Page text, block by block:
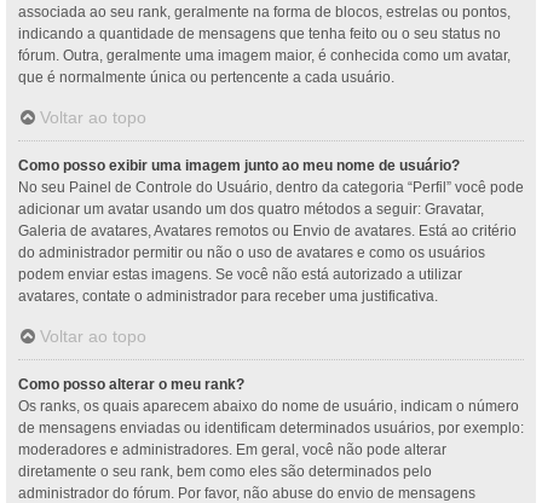
associada ao seu rank, geralmente na forma de blocos, estrelas ou pontos,
indicando a quantidade de mensagens que tenha feito ou o seu status no
fórum. Outra, geralmente uma imagem maior, é conhecida como um avatar,
que é normalmente única ou pertencente a cada usuário.
Voltar ao topo
Como posso exibir uma imagem junto ao meu nome de usuário?
No seu Painel de Controle do Usuário, dentro da categoria “Perfil” você pode
adicionar um avatar usando um dos quatro métodos a seguir: Gravatar,
Galeria de avatares, Avatares remotos ou Envio de avatares. Está ao critério
do administrador permitir ou não o uso de avatares e como os usuários
podem enviar estas imagens. Se você não está autorizado a utilizar
avatares, contate o administrador para receber uma justificativa.
Voltar ao topo
Como posso alterar o meu rank?
Os ranks, os quais aparecem abaixo do nome de usuário, indicam o número
de mensagens enviadas ou identificam determinados usuários, por exemplo:
moderadores e administradores. Em geral, você não pode alterar
diretamente o seu rank, bem como eles são determinados pelo
administrador do fórum. Por favor, não abuse do envio de mensagens